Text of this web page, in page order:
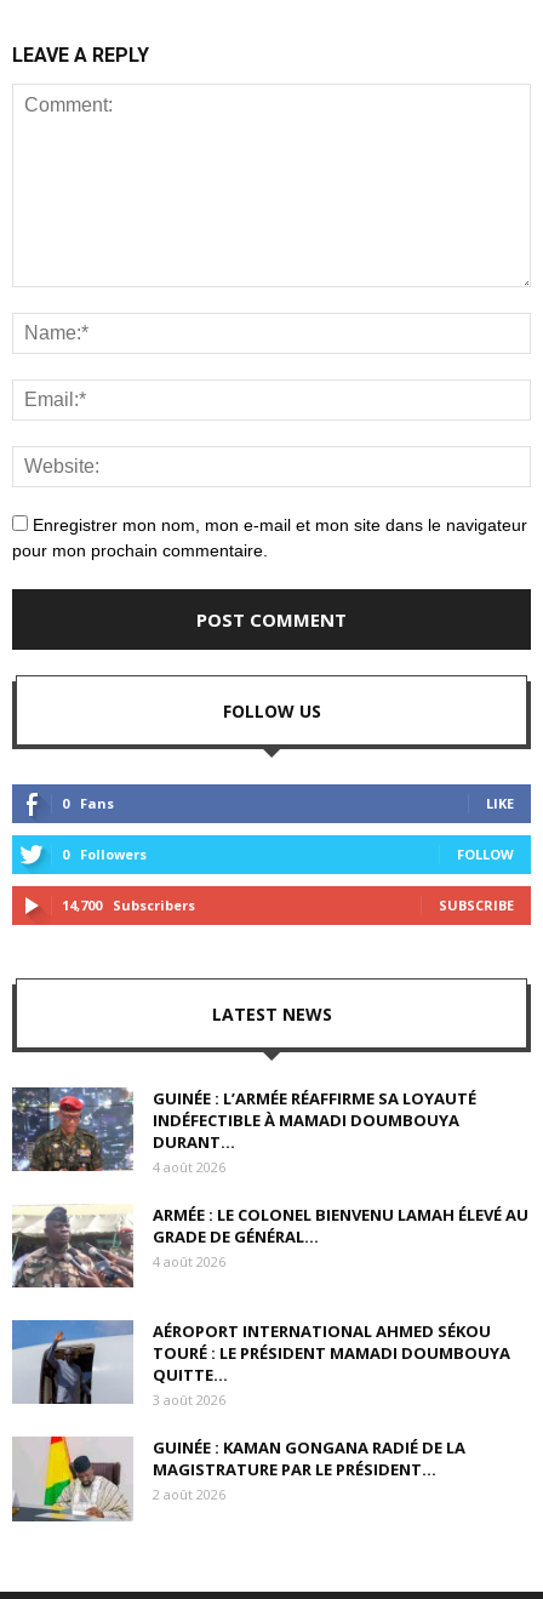
LEAVE A REPLY
Enregistrer mon nom, mon e-mail et mon site dans le navigateur
pour mon prochain commentaire.
FOLLOW US
0 Fans LIKE
0 Followers FOLLOW
14,700 Subscribers SUBSCRIBE
LATEST NEWS
GUINÉE : L’ARMÉE RÉAFFIRME SA LOYAUTÉ
INDÉFECTIBLE À MAMADI DOUMBOUYA
DURANT...
4 août 2026
ARMÉE : LE COLONEL BIENVENU LAMAH ÉLEVÉ AU
GRADE DE GÉNÉRAL...
4 août 2026
AÉROPORT INTERNATIONAL AHMED SÉKOU
TOURÉ : LE PRÉSIDENT MAMADI DOUMBOUYA
QUITTE...
3 août 2026
GUINÉE : KAMAN GONGANA RADIÉ DE LA
MAGISTRATURE PAR LE PRÉSIDENT...
2 août 2026